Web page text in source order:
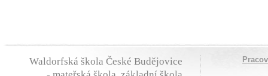
Waldorfská škola České Budějovice